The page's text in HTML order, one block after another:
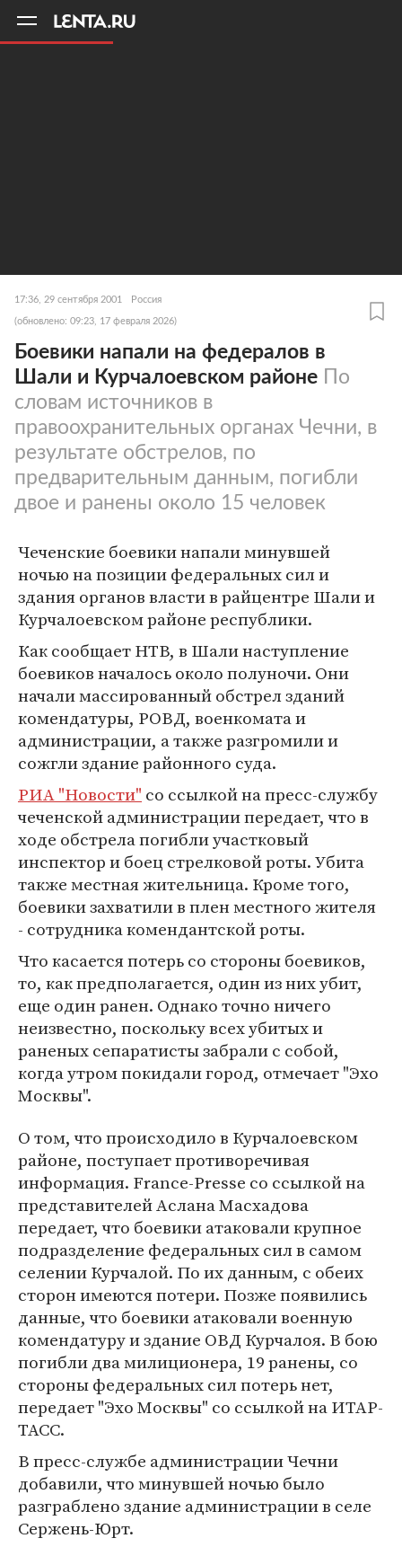
17:36, 29 сентября 2001 Россия
(обновлено: 09:23, 17 февраля 2026)
Боевики напали на федералов в
Шали и Курчалоевском районе По
словам источников в
правоохранительных органах Чечни, в
результате обстрелов, по
предварительным данным, погибли
двое и ранены около 15 человек
Чеченские боевики напали минувшей
ночью на позиции федеральных сил и
здания органов власти в райцентре Шали и
Курчалоевском районе республики.
Как сообщает НТВ, в Шали наступление
боевиков началось около полуночи. Они
начали массированный обстрел зданий
комендатуры, РОВД, военкомата и
администрации, а также разгромили и
сожгли здание районного суда.
РИА "Новости" со ссылкой на пресс-службу
чеченской администрации передает, что в
ходе обстрела погибли участковый
инспектор и боец стрелковой роты. Убита
также местная жительница. Кроме того,
боевики захватили в плен местного жителя
- сотрудника комендантской роты.
Что касается потерь со стороны боевиков,
то, как предполагается, один из них убит,
еще один ранен. Однако точно ничего
неизвестно, поскольку всех убитых и
раненых сепаратисты забрали с собой,
когда утром покидали город, отмечает "Эхо
Москвы".
О том, что происходило в Курчалоевском
районе, поступает противоречивая
информация. France-Presse со ссылкой на
представителей Аслана Масхадова
передает, что боевики атаковали крупное
подразделение федеральных сил в самом
селении Курчалой. По их данным, с обеих
сторон имеются потери. Позже появились
данные, что боевики атаковали военную
комендатуру и здание ОВД Курчалоя. В бою
погибли два милиционера, 19 ранены, со
стороны федеральных сил потерь нет,
передает "Эхо Москвы" со ссылкой на ИТАР-
ТАСС.
В пресс-службе администрации Чечни
добавили, что минувшей ночью было
разграблено здание администрации в селе
Сержень-Юрт.